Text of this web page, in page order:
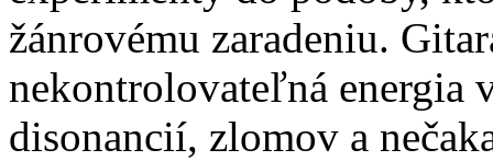
žánrovému zaradeniu.
nekontrolovateľná energia
disonancií, zlomov a